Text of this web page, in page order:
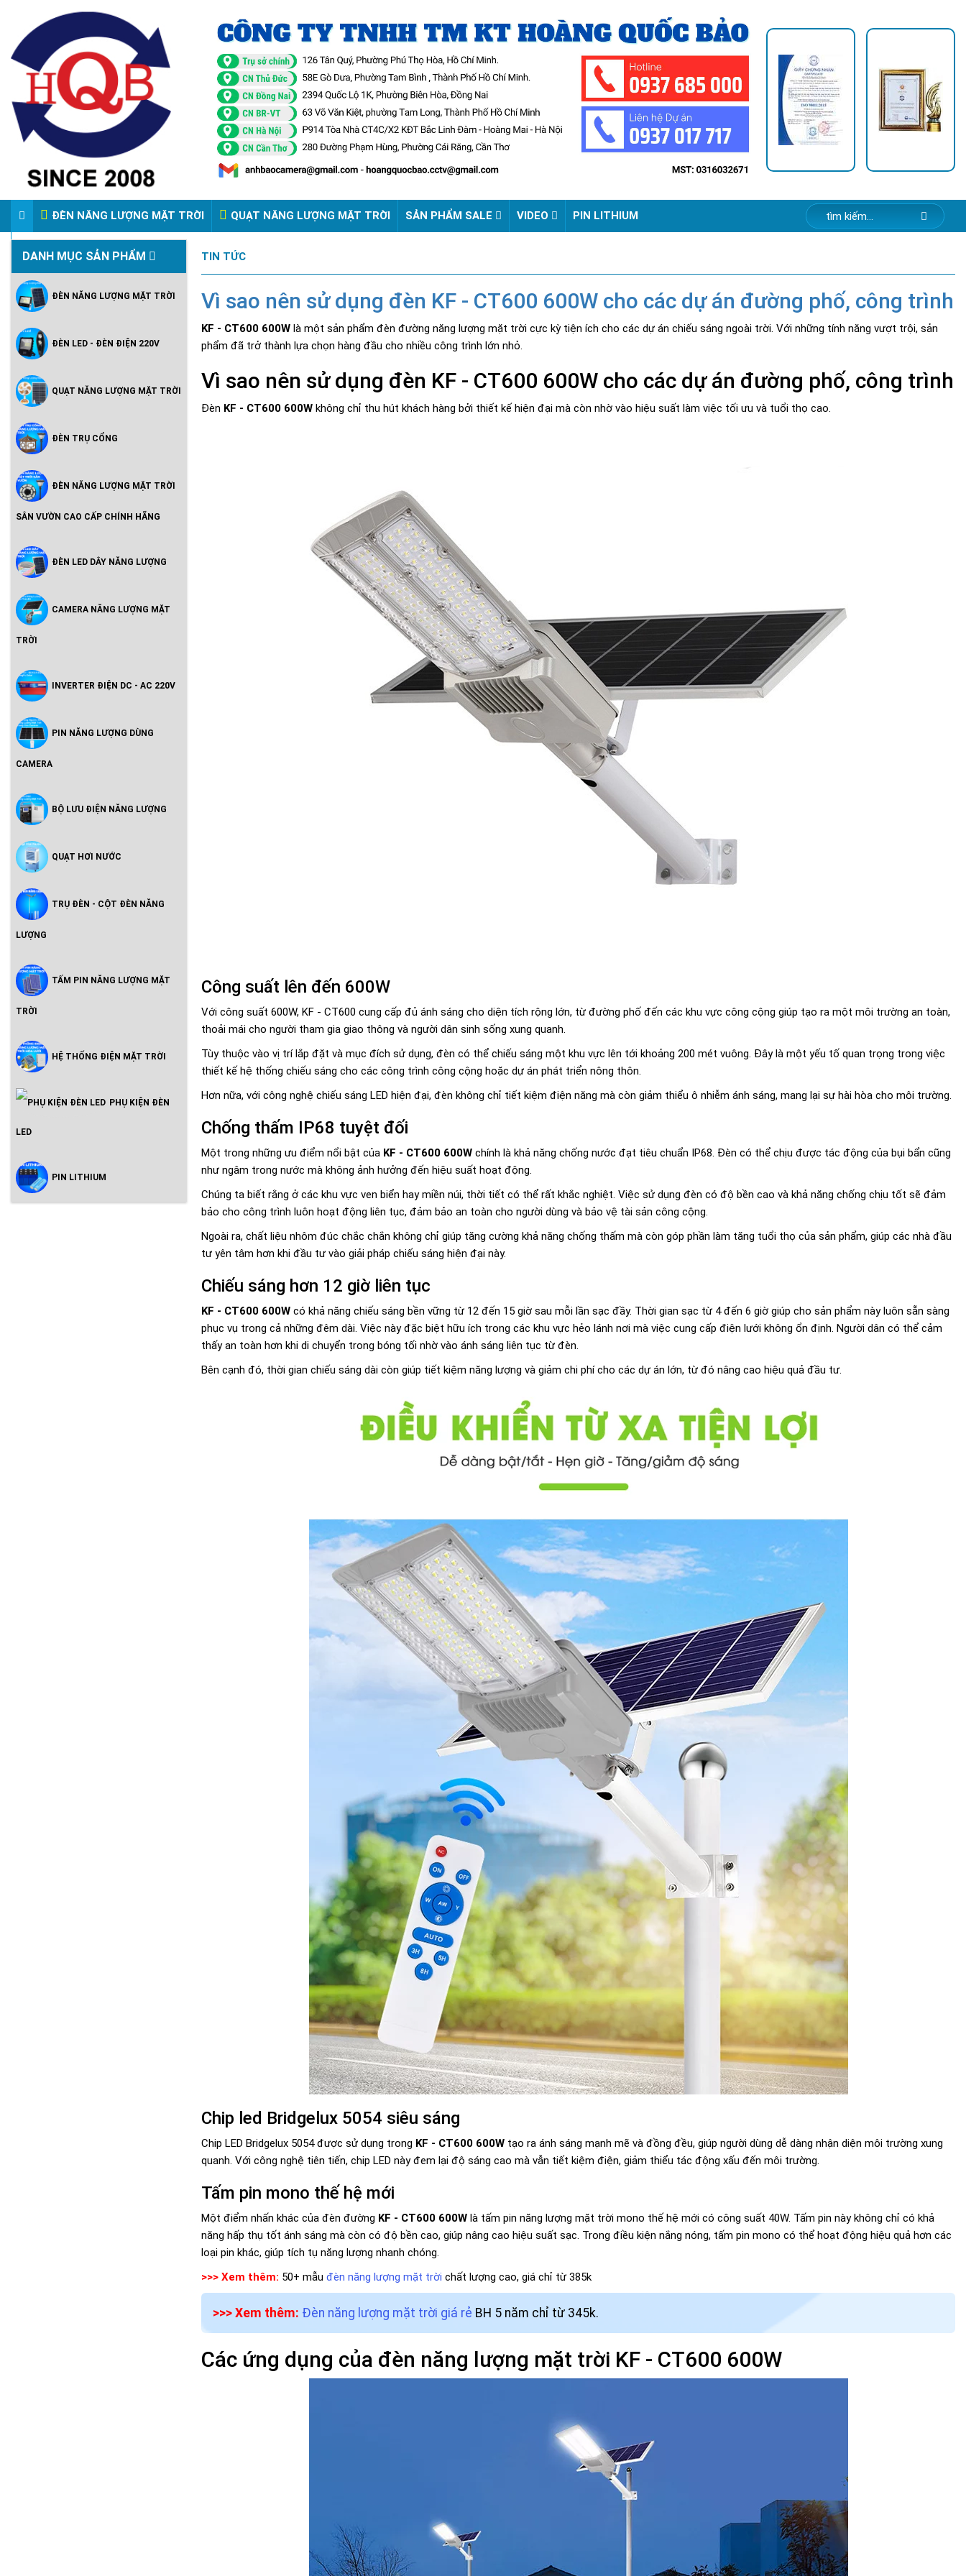
ĐÈN NĂNG LƯỢNG MẶT TRỜI QUẠT NĂNG LƯỢNG MẶT TRỜI SẢN PHẨM SALE VIDEO PIN LITHIUM
VIDEO ĐÈN PHA ĐIỆN 220V
DANH MỤC SẢN PHẨM
ĐÈN NĂNG LƯỢNG MẶT TRỜI
Vườn Cao Cấp Chính Hãng
ĐÈN LED - ĐÈN ĐIỆN 220V
Hoàng Quốc Bảo - Độ Sáng Cao,
QUẠT NĂNG LƯỢNG MẶT TRỜI
ĐÈN TRỤ CỔNG
ĐÈN NĂNG LƯỢNG MẶT TRỜI
SÂN VƯỜN CAO CẤP CHÍNH HÃNG
ĐÈN LED DÂY NĂNG LƯỢNG
CAMERA NĂNG LƯỢNG MẶT
TRỜI
INVERTER ĐIỆN DC - AC 220V
PIN NĂNG LƯỢNG DÙNG
CAMERA
BỘ LƯU ĐIỆN NĂNG LƯỢNG
QUẠT HƠI NƯỚC
TRỤ ĐÈN - CỘT ĐÈN NĂNG
LƯỢNG
TẤM PIN NĂNG LƯỢNG MẶT
TRỜI
HỆ THỐNG ĐIỆN MẶT TRỜI
Inveter Hòa Lưới Có Lưu Trữ -
PHỤ KIỆN ĐÈN
LED
PIN LITHIUM
TIN TỨC
Vì sao nên sử dụng đèn KF - CT600 600W cho các dự án đường phố, công trình
KF - CT600 600W là một sản phẩm đèn đường năng lượng mặt trời cực kỳ tiện ích cho các dự án chiếu sáng ngoài trời. Với những tính năng vượt trội, sản
phẩm đã trở thành lựa chọn hàng đầu cho nhiều công trình lớn nhỏ.
Vì sao nên sử dụng đèn KF - CT600 600W cho các dự án đường phố, công trình
Đèn KF - CT600 600W không chỉ thu hút khách hàng bởi thiết kế hiện đại mà còn nhờ vào hiệu suất làm việc tối ưu và tuổi thọ cao.
Công suất lên đến 600W
Với công suất 600W, KF - CT600 cung cấp đủ ánh sáng cho diện tích rộng lớn, từ đường phố đến các khu vực công cộng giúp tạo ra một môi trường an toàn,
thoải mái cho người tham gia giao thông và người dân sinh sống xung quanh.
Tùy thuộc vào vị trí lắp đặt và mục đích sử dụng, đèn có thể chiếu sáng một khu vực lên tới khoảng 200 mét vuông. Đây là một yếu tố quan trọng trong việc
thiết kế hệ thống chiếu sáng cho các công trình công cộng hoặc dự án phát triển nông thôn.
Hơn nữa, với công nghệ chiếu sáng LED hiện đại, đèn không chỉ tiết kiệm điện năng mà còn giảm thiểu ô nhiễm ánh sáng, mang lại sự hài hòa cho môi trường.
Chống thấm IP68 tuyệt đối
Một trong những ưu điểm nổi bật của KF - CT600 600W chính là khả năng chống nước đạt tiêu chuẩn IP68. Đèn có thể chịu được tác động của bụi bẩn cũng
như ngâm trong nước mà không ảnh hưởng đến hiệu suất hoạt động.
Chúng ta biết rằng ở các khu vực ven biển hay miền núi, thời tiết có thể rất khắc nghiệt. Việc sử dụng đèn có độ bền cao và khả năng chống chịu tốt sẽ đảm
bảo cho công trình luôn hoạt động liên tục, đảm bảo an toàn cho người dùng và bảo vệ tài sản công cộng.
Ngoài ra, chất liệu nhôm đúc chắc chắn không chỉ giúp tăng cường khả năng chống thấm mà còn góp phần làm tăng tuổi thọ của sản phẩm, giúp các nhà đầu
tư yên tâm hơn khi đầu tư vào giải pháp chiếu sáng hiện đại này.
Chiếu sáng hơn 12 giờ liên tục
KF - CT600 600W có khả năng chiếu sáng bền vững từ 12 đến 15 giờ sau mỗi lần sạc đầy. Thời gian sạc từ 4 đến 6 giờ giúp cho sản phẩm này luôn sẵn sàng
phục vụ trong cả những đêm dài. Việc này đặc biệt hữu ích trong các khu vực hẻo lánh nơi mà việc cung cấp điện lưới không ổn định. Người dân có thể cảm
thấy an toàn hơn khi di chuyển trong bóng tối nhờ vào ánh sáng liên tục từ đèn.
Bên cạnh đó, thời gian chiếu sáng dài còn giúp tiết kiệm năng lượng và giảm chi phí cho các dự án lớn, từ đó nâng cao hiệu quả đầu tư.
Chip led Bridgelux 5054 siêu sáng
Chip LED Bridgelux 5054 được sử dụng trong KF - CT600 600W tạo ra ánh sáng mạnh mẽ và đồng đều, giúp người dùng dễ dàng nhận diện môi trường xung
quanh. Với công nghệ tiên tiến, chip LED này đem lại độ sáng cao mà vẫn tiết kiệm điện, giảm thiểu tác động xấu đến môi trường.
Tấm pin mono thế hệ mới
Một điểm nhấn khác của đèn đường KF - CT600 600W là tấm pin năng lượng mặt trời mono thế hệ mới có công suất 40W. Tấm pin này không chỉ có khả
năng hấp thụ tốt ánh sáng mà còn có độ bền cao, giúp nâng cao hiệu suất sạc. Trong điều kiện nắng nóng, tấm pin mono có thể hoạt động hiệu quả hơn các
loại pin khác, giúp tích tụ năng lượng nhanh chóng.
>>> Xem thêm: 50+ mẫuđèn năng lượng mặt trời chất lượng cao, giá chỉ từ 385k
>>> Xem thêm: Đèn năng lượng mặt trời giá rẻ BH 5 năm chỉ từ 345k.
Các ứng dụng của đèn năng lượng mặt trời KF - CT600 600W